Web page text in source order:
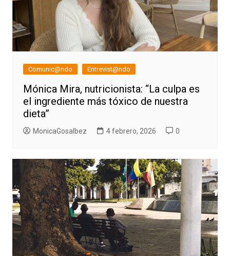
Comunic@ndo Entrevist@ndo
Mónica Mira, nutricionista: “La culpa es
el ingrediente más tóxico de nuestra
dieta”
MonicaGosalbez 4 febrero, 2026 0